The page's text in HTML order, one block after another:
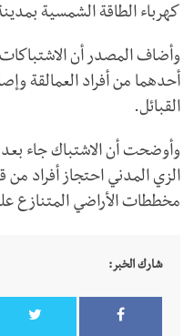
كهرباء الطاقة الشمسية
وأضاف المصدر أن
أحدهما من أفراد العمالقة
القبائل.
وأوضحت أن الاشتباك جاء بعد
الزي المدني احتجاز أفراد
مخططات الأراضي المتنازع
شارك الخبر: